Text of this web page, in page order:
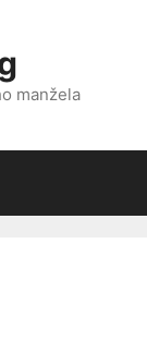
manžela